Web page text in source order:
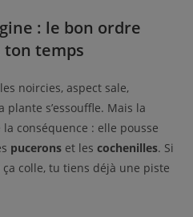
: le bon ordre
ton temps
noircies, aspect sale,
s’essouffle. Mais la
conséquence : elle pousse
pucerons et lescochenilles. Si
colle, tu tiens déjà une piste